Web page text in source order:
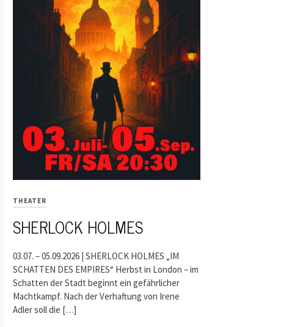
THEATER
SHERLOCK HOLMES
03.07. – 05.09.2026 | SHERLOCK HOLMES „IM
SCHATTEN DES EMPIRES“ Herbst in London – im
Schatten der Stadt beginnt ein gefährlicher
Machtkampf. Nach der Verhaftung von Irene
Adler soll die […]